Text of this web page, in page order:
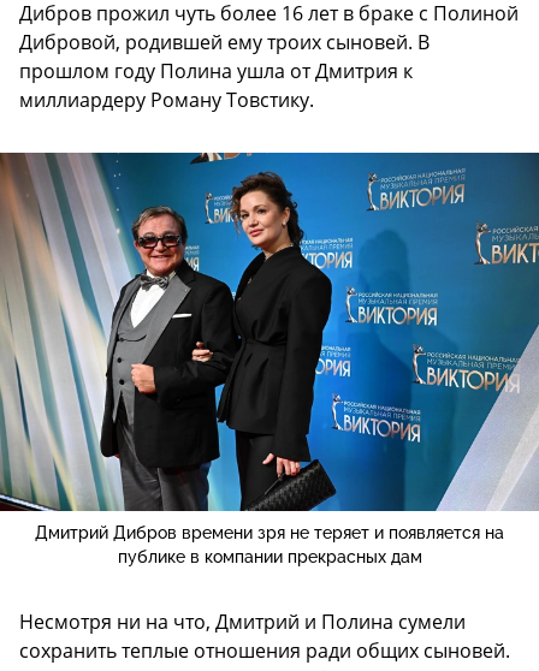
Дибров прожил чуть более 16 лет в браке с Полиной
Дибровой, родившей ему троих сыновей. В
прошлом году Полина ушла от Дмитрия к
миллиардеру Роману Товстику.
Дмитрий Дибров времени зря не теряет и появляется на
публике в компании прекрасных дам
Несмотря ни на что, Дмитрий и Полина сумели
сохранить теплые отношения ради общих сыновей.